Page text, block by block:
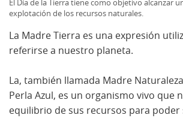
El Día de la Tierra tiene como objetivo alcanzar
explotación de los recursos naturales.
La Madre Tierra es una expresión
referirse a nuestro planeta.
La, también llamada Madre
Perla Azul, es un organismo vivo que
equilibrio de sus recursos para poder